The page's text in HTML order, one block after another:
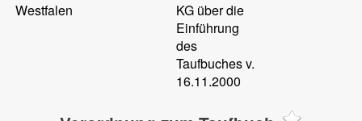
Westfalen
KG über die
Einführung
des
Taufbuches v.
16.11.2000